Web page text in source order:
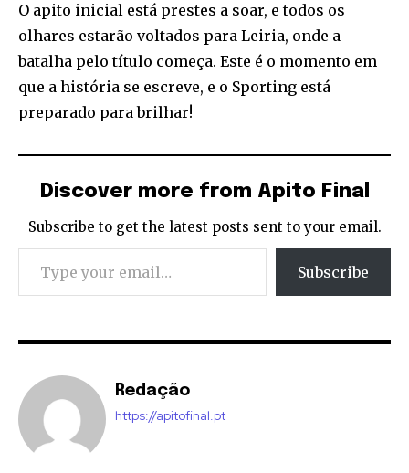
O apito inicial está prestes a soar, e todos os
olhares estarão voltados para Leiria, onde a
batalha pelo título começa. Este é o momento em
que a história se escreve, e o Sporting está
preparado para brilhar!
Discover more from Apito Final
Subscribe to get the latest posts sent to your email.
Type your email…
Subscribe
Redação
https://apitofinal.pt